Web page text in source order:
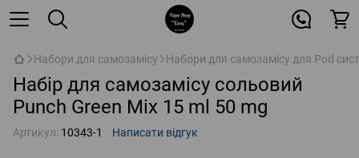
Набори для самозамісу Набори для самозамісу для Pod
Набір для самозамісу сольовий
Punch Green Mix 15 ml 50 mg
Артикул: 10343-1 Написати відгук